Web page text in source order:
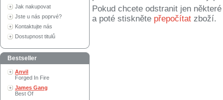
Jak nakupovat
Jste u nás poprvé?
Kontaktujte nás
Dostupnost titulů
Bestseller
Anvil
Forged In Fire
James Gang
Best Of
Pokud chcete odstranit jen
a poté stiskněte přepočítat zboží.